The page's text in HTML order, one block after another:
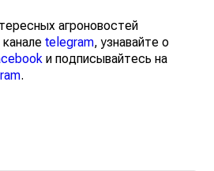
агроновостей
telegram, узнавайте о
и подписывайтесь на
.